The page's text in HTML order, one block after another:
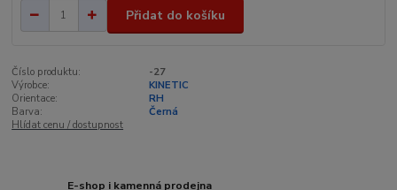
Přidat do košíku
Číslo produktu:
-27
Výrobce:
KINETIC
Orientace:
RH
Barva:
Černá
Hlídat cenu / dostupnost
E-shop i kamenná prodejna